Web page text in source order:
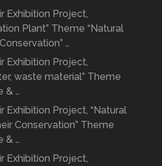
Exhibition Project,
Plant” Theme “Natural
…
Exhibition Project,
waste material” Theme
& …
Exhibition Project, “Natural
Conservation” Theme
& …
Exhibition Project,